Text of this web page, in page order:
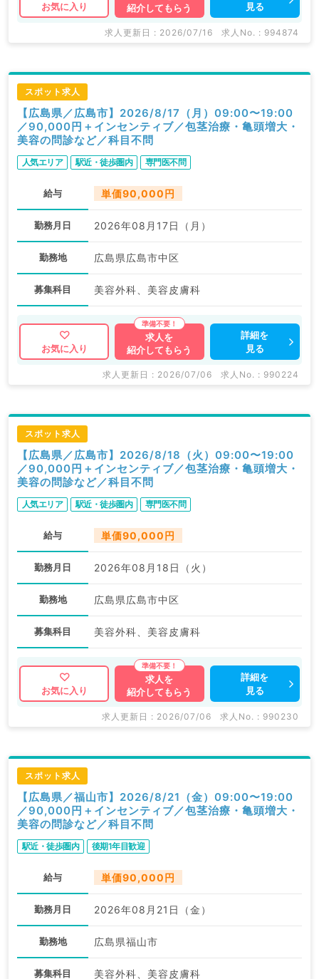
お気に入り
紹介してもらう
見る
求人更新日 : 2026/07/16 求人No. : 994874
スポット求人
【広島県／広島市】2026/8/17（月）09:00〜19:00
／90,000円＋インセンティブ／包茎治療・亀頭増大・
美容の問診など／科目不問
人気エリア 駅近・徒歩圏内 専門医不問
給与 単価90,000円
勤務月日 2026年08月17日（月）
勤務地 広島県広島市中区
募集科目 美容外科、美容皮膚科
お気に入り
求人を
紹介してもらう
詳細を
見る
求人更新日 : 2026/07/06 求人No. : 990224
スポット求人
【広島県／広島市】2026/8/18（火）09:00〜19:00
／90,000円＋インセンティブ／包茎治療・亀頭増大・
美容の問診など／科目不問
人気エリア 駅近・徒歩圏内 専門医不問
給与 単価90,000円
勤務月日 2026年08月18日（火）
勤務地 広島県広島市中区
募集科目 美容外科、美容皮膚科
お気に入り
求人を
紹介してもらう
詳細を
見る
求人更新日 : 2026/07/06 求人No. : 990230
スポット求人
【広島県／福山市】2026/8/21（金）09:00〜19:00
／90,000円＋インセンティブ／包茎治療・亀頭増大・
美容の問診など／科目不問
駅近・徒歩圏内 後期1年目歓迎
給与 単価90,000円
勤務月日 2026年08月21日（金）
勤務地 広島県福山市
募集科目 美容外科、美容皮膚科